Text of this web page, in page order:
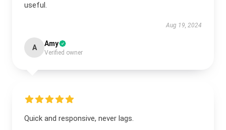
useful.
Aug 19, 2024
A Amy
Verified owner
Quick and responsive, never lags.